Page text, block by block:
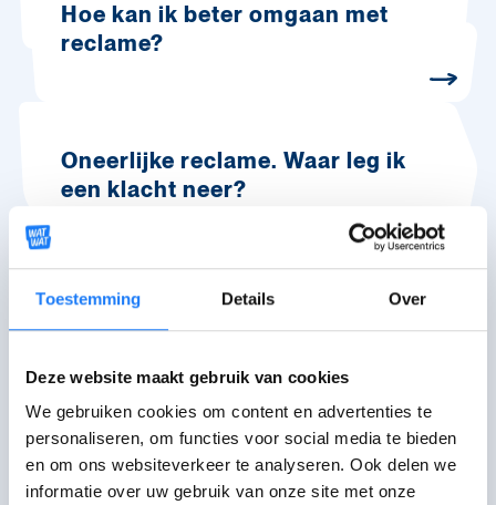
Toestemming Details Over
Deze website maakt gebruik van cookies
We gebruiken cookies om content en advertenties te
personaliseren, om functies voor social media te bieden
en om ons websiteverkeer te analyseren. Ook delen we
informatie over uw gebruik van onze site met onze
Hoe kan ik beter omgaan met
reclame?
Oneerlijke reclame. Waar leg ik
een klacht neer?
Hulplijnen
CyberSquad
Online iets meegemaakt? Je nude is verspreid,
je wordt online gepest of gechanteerd, fake